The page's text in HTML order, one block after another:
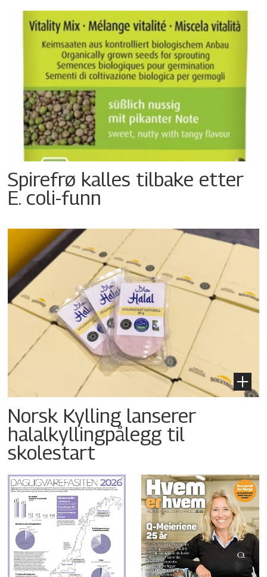
Spirefrø kalles tilbake etter
E. coli-funn
Norsk Kylling lanserer
halalkyllingpålegg til
skolestart